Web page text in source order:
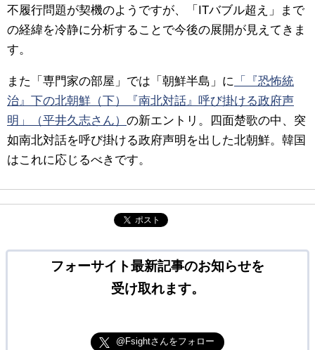
不履行問題が契機のようですが、「ITバブル超え」まで
の経緯を冷静に分析することで今後の展開が見えてきま
す。
また「専門家の部屋」では「朝鮮半島」に 「『恐怖統
治』下の北朝鮮（下）『南北対話』呼び掛ける政府声
明」（平井久志さん） の新エントリ。四面楚歌の中、突
如南北対話を呼び掛ける政府声明を出した北朝鮮。韓国
はこれに応じるべきです。
ポスト
フォーサイト最新記事のお知らせを
受け取れます。
@Fsightさんをフォロー